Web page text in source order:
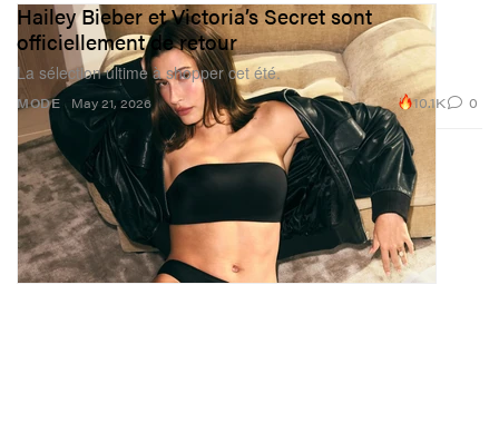
MODE
Hailey Bieber et Victoria’s Secret sont
officiellement de retour
La sélection ultime à shopper cet été.
May 21, 2026 10.1K 0